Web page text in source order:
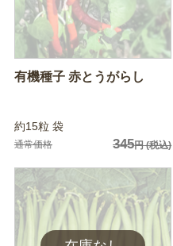
有機種子 赤とうがらし
約15粒 袋
通常価格 345円(税込)